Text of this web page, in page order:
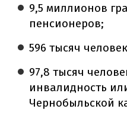
9,5 миллионов
пенсионеров;
596 тысяч
97,8 тысяч
инвалидность
Чернобыльской